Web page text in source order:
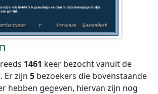
1461 keer bezocht vanuit de
Er zijn 5 bezoekers die bovenstaande
hebben gegeven, hiervan zijn nog